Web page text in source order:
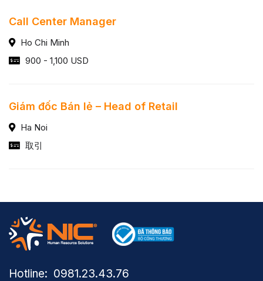
Call Center Manager
Ho Chi Minh
900 - 1,100 USD
Giám đốc Bán lẻ – Head of Retail
Ha Noi
取引
Hotline: ​ 0981.23.43.76